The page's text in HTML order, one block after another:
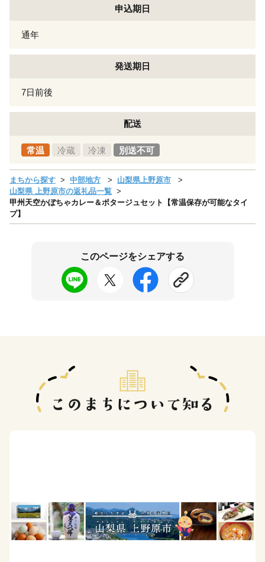
申込期日
通年
発送期日
7日前後
配送
常温 冷蔵 冷凍 別送不可
まちから探す 中部地方
山梨県上野原市
山梨県 上野原市の返礼品一覧
甲州天空かぼちゃカレー＆ポタージュセット【常温保存が可能なタイ
プ】
このページをシェアする